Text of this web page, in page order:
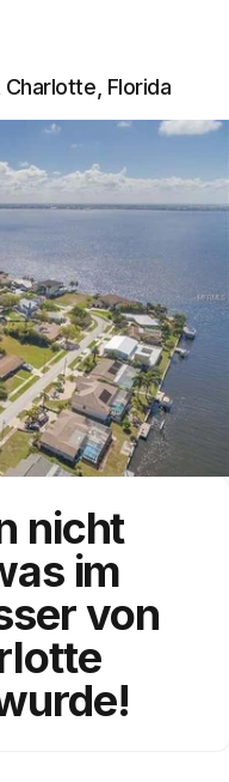
Florida
nicht
im
von